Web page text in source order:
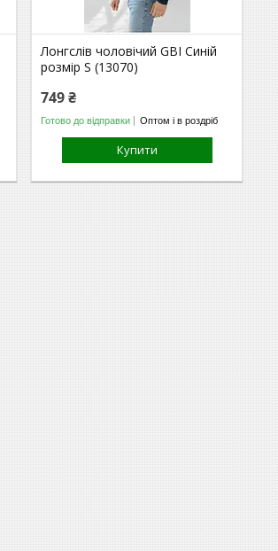
Лонгслів чоловічий GBI Синій
розмір S (13070)
749 ₴
Готово до відправки Оптом і в роздріб
Купити